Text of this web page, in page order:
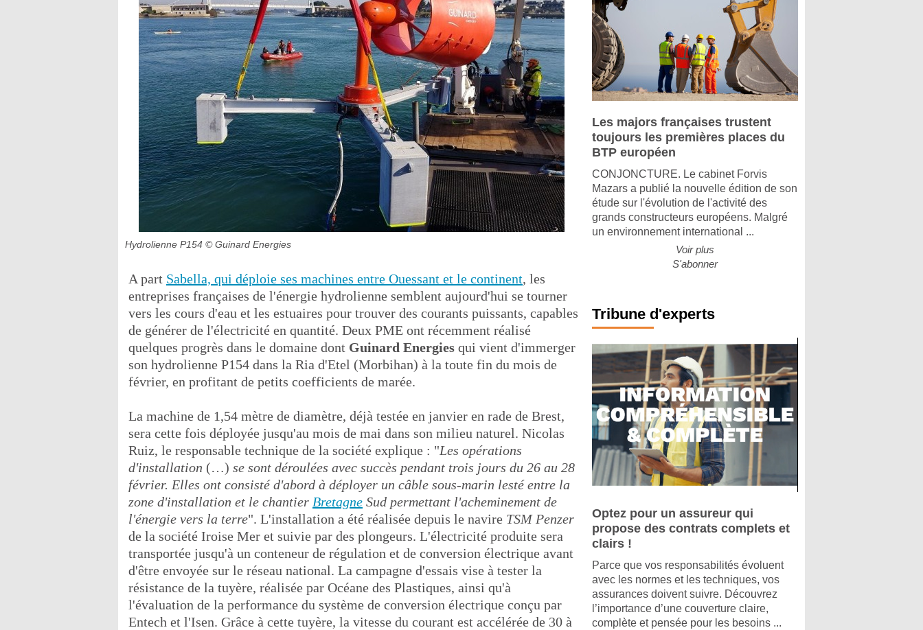
Hydrolienne P154 © Guinard Energies
A part Sabella, qui déploie ses machines entre Ouessant et le continent, les
entreprises françaises de l'énergie hydrolienne semblent aujourd'hui se tourner
vers les cours d'eau et les estuaires pour trouver des courants puissants, capables
de générer de l'électricité en quantité. Deux PME ont récemment réalisé
quelques progrès dans le domaine dont Guinard Energies qui vient d'immerger
son hydrolienne P154 dans la Ria d'Etel (Morbihan) à la toute fin du mois de
février, en profitant de petits coefficients de marée.
La machine de 1,54 mètre de diamètre, déjà testée en janvier en rade de Brest,
sera cette fois déployée jusqu'au mois de mai dans son milieu naturel. Nicolas
Ruiz, le responsable technique de la société explique : "Les opérations
d'installation (…) se sont déroulées avec succès pendant trois jours du 26 au 28
février. Elles ont consisté d'abord à déployer un câble sous-marin lesté entre la
zone d'installation et le chantier Bretagne Sud permettant l'acheminement de
l'énergie vers la terre". L'installation a été réalisée depuis le navire TSM Penzer
de la société Iroise Mer et suivie par des plongeurs. L'électricité produite sera
transportée jusqu'à un conteneur de régulation et de conversion électrique avant
d'être envoyée sur le réseau national. La campagne d'essais vise à tester la
résistance de la tuyère, réalisée par Océane des Plastiques, ainsi qu'à
l'évaluation de la performance du système de conversion électrique conçu par
Entech et l'Isen. Grâce à cette tuyère, la vitesse du courant est accélérée de 30 à
Les majors françaises trustent
toujours les premières places du
BTP européen
CONJONCTURE. Le cabinet Forvis
Mazars a publié la nouvelle édition de son
étude sur l'évolution de l'activité des
grands constructeurs européens. Malgré
un environnement international ...
Voir plus
S'abonner
Tribune d'experts
Optez pour un assureur qui
propose des contrats complets et
clairs !
Parce que vos responsabilités évoluent
avec les normes et les techniques, vos
assurances doivent suivre. Découvrez
l’importance d’une couverture claire,
complète et pensée pour les besoins ...